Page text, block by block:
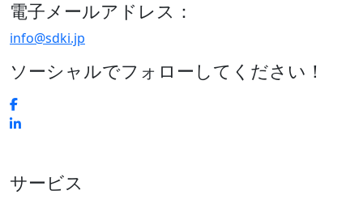
電子メールアドレス：
info@sdki.jp
ソーシャルでフォローしてください！
サービス